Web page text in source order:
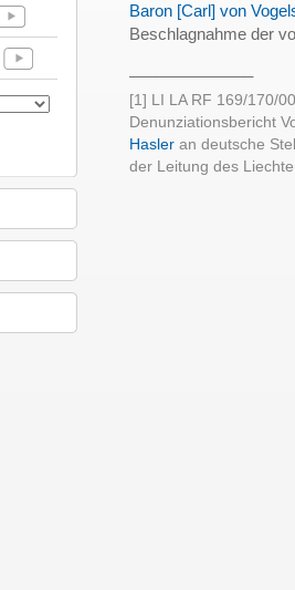
Baron [Carl] von
Beschlagnahme der
[1] LI LA RF 169/170/
Denunziationsbericht
Hasler an deutsche
der Leitung des